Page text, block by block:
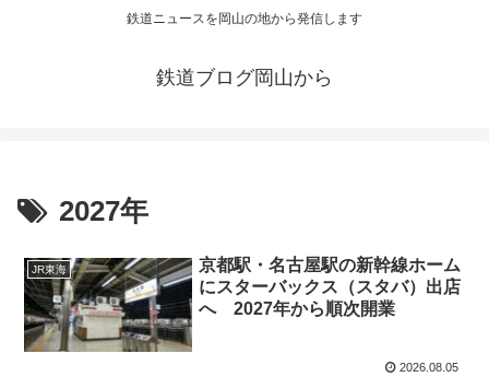
鉄道ニュースを岡山の地から発信します
鉄道ブログ岡山から
2027年
JR東海
京都駅・名古屋駅の新幹線ホーム
にスターバックス（スタバ）出店
へ 2027年から順次開業
2026.08.05